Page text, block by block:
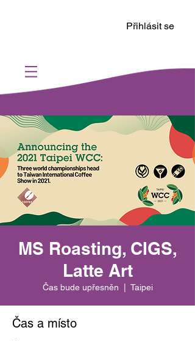
Přihlásit se
MS Roasting, CIGS,
Latte Art
Čas bude upřesněn Taipei
Čas a místo